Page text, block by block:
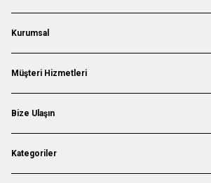
Kurumsal
Müşteri Hizmetleri
Bize Ulaşın
Kategoriler